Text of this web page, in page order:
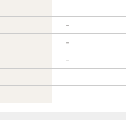
－
－
－